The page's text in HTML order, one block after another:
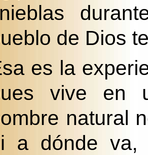
de Dios
es la
vive en
natural
a dónde va,